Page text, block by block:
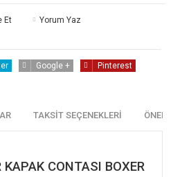
Et
Yorum Yaz
Google + Pinterest
TAKSIT SEÇENEKLERI
KAPAK CONTASI BOXER